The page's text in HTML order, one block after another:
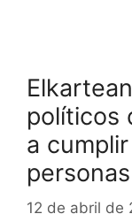
políticos
a
12 de abril de